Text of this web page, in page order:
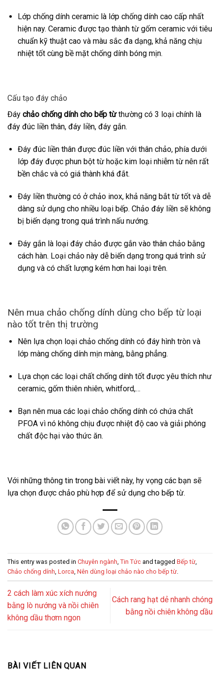
Lớp chống dính ceramic là lớp chống dính cao cấp nhất
hiện nay. Ceramic được tạo thành từ gốm ceramic với tiêu
chuẩn kỹ thuật cao và màu sắc đa dạng, khả năng chịu
nhiệt tốt cùng bề mặt chống dính bóng mịn.
Cấu tạo đáy chảo
Đáy chảo chống dính cho bếp từthường có 3 loại chính là
đáy đúc liền thân, đáy liền, đáy gắn.
Đáy đúc liền thân được đúc liền với thân chảo, phía dưới
lớp đáy được phun bột từ hoặc kim loại nhiễm từ nên rất
bền chắc và có giá thành khá đắt.
Đáy liền thường có ở chảo inox, khả năng bắt từ tốt và dễ
dàng sử dụng cho nhiều loại bếp. Chảo đáy liền sẽ không
bị biến dạng trong quá trình nấu nướng.
Đáy gắn là loại đáy chảo được gắn vào thân chảo bằng
cách hàn. Loại chảo này dễ biến dạng trong quá trình sử
dụng và có chất lượng kém hơn hai loại trên.
Nên mua chảo chống dính dùng cho bếp từ loại
nào tốt trên thị trường
Nên lựa chọn loại chảo chống dính có đáy hình tròn và
lớp màng chống dính mịn màng, bằng phẳng.
Lựa chọn các loại chất chống dính tốt được yêu thích như
ceramic, gốm thiên nhiên, whitford,…
Bạn nên mua các loại chảo chống dính có chứa chất
PFOA vì nó không chịu được nhiệt độ cao và giải phóng
chất độc hại vào thức ăn.
Với những thông tin trong bài viết này, hy vọng các bạn sẽ
lựa chọn được chảo phù hợp để sử dụng cho bếp từ.
This entry was posted in Chuyên ngành Tin Tức and tagged Bếp từ
Chảo chống dính Lorca Nên dùng loại chảo nào cho bếp từ
2 cách làm xúc xích nướng
bằng lò nướng và nồi chiên
không dầu thơm ngon
Cách rang hạt dẻ nhanh chóng
bằng nồi chiên không dầu
BÀI VIẾT LIÊN QUAN